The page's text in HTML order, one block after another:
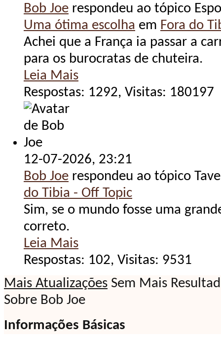
Bob Joe respondeu ao tópico
Uma ótima escolha em Fora do
Achei que a França ia passar a
para os burocratas de chuteira.
Leia Mais
Respostas: 1292, Visitas: 180197
12-07-2026, 23:21
Bob Joe respondeu ao tópico
do Tibia - Off Topic
Sim, se o mundo fosse uma
correto.
Leia Mais
Respostas: 102, Visitas: 9531
Mais Atualizações Sem Mais
Sobre Bob Joe
Informações Básicas